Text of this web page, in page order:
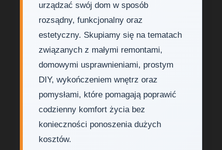
urządzać swój dom w sposób
rozsądny, funkcjonalny oraz
estetyczny. Skupiamy się na tematach
związanych z małymi remontami,
domowymi usprawnieniami, prostym
DIY, wykończeniem wnętrz oraz
pomysłami, które pomagają poprawić
codzienny komfort życia bez
konieczności ponoszenia dużych
kosztów.